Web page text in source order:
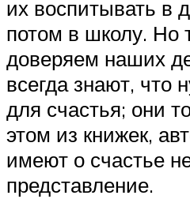
их воспитывать в
потом в школу. Но
доверяем наших
всегда знают, что
для счастья; они
этом из книжек,
имеют о счастье
представление.